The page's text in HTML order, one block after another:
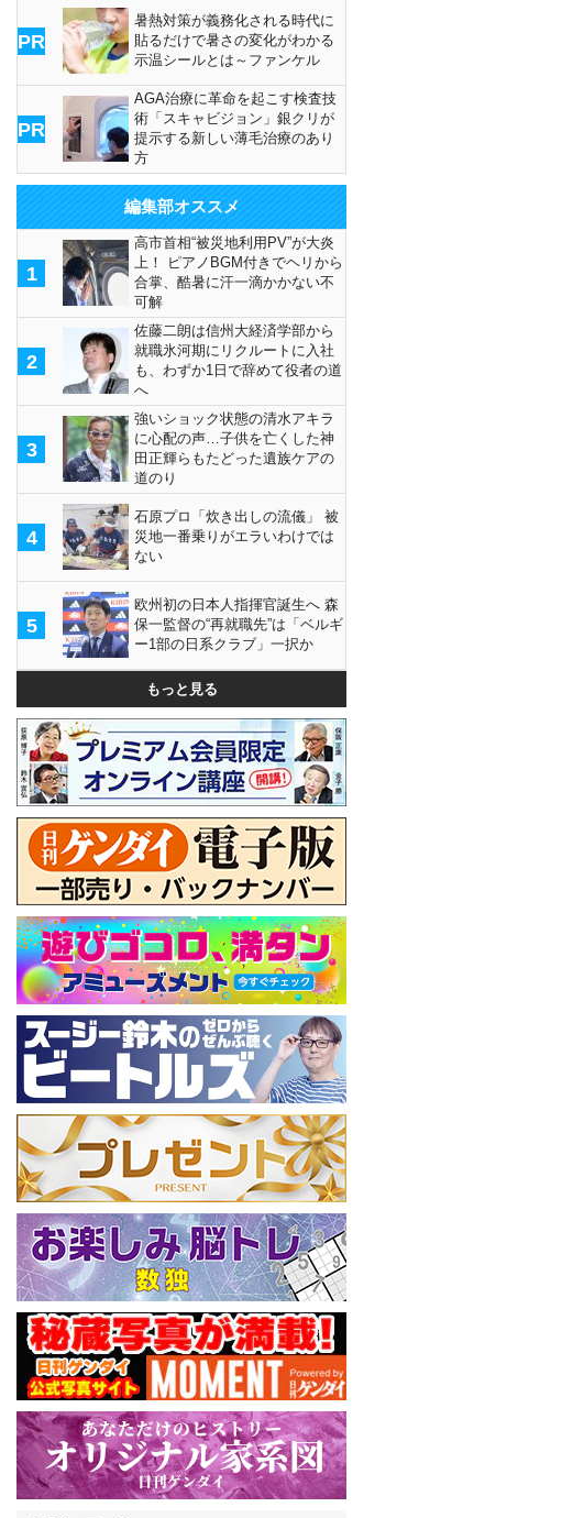
PR
暑熱対策が義務化される時代に
貼るだけで暑さの変化がわかる
示温シールとは～ファンケル
PR
AGA治療に革命を起こす検査技
術「スキャビジョン」銀クリが
提示する新しい薄毛治療のあり
方
編集部オススメ
1
高市首相“被災地利用PV”が大炎
上！ ピアノBGM付きでヘリから
合掌、酷暑に汗一滴かかない不
可解
2
佐藤二朗は信州大経済学部から
就職氷河期にリクルートに入社
も、わずか1日で辞めて役者の道
へ
3
強いショック状態の清水アキラ
に心配の声…子供を亡くした神
田正輝らもたどった遺族ケアの
道のり
4
石原プロ「炊き出しの流儀」 被
災地一番乗りがエラいわけでは
ない
5
欧州初の日本人指揮官誕生へ 森
保一監督の“再就職先”は「ベルギ
ー1部の日系クラブ」一択か
もっと見る